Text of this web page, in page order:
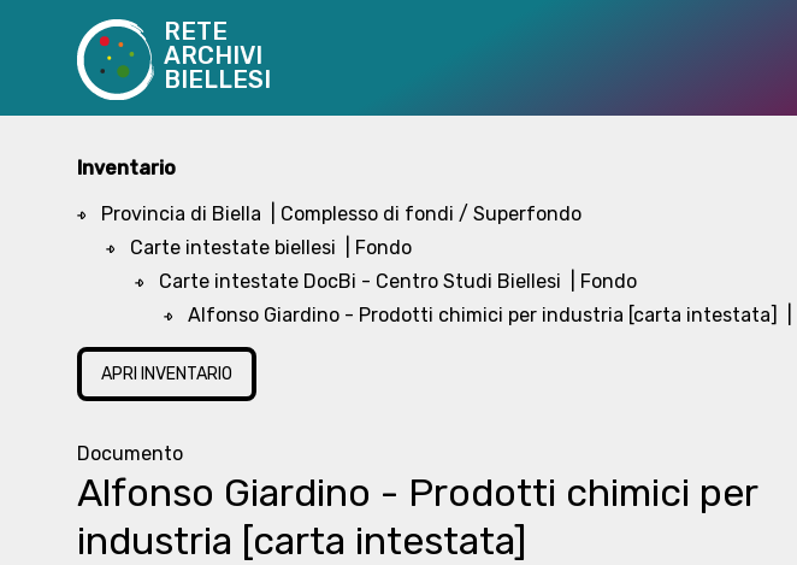
RETE
ARCHIVI
BIELLESI
Inventario
Provincia di Biella
| Complesso di fondi / Superfondo
Carte intestate biellesi
| Fondo
Carte intestate DocBi - Centro Studi Biellesi
| Fondo
Alfonso Giardino - Prodotti chimici per industria [carta intestata]
APRI INVENTARIO
Documento
Alfonso Giardino - Prodotti chimici per
industria [carta intestata]